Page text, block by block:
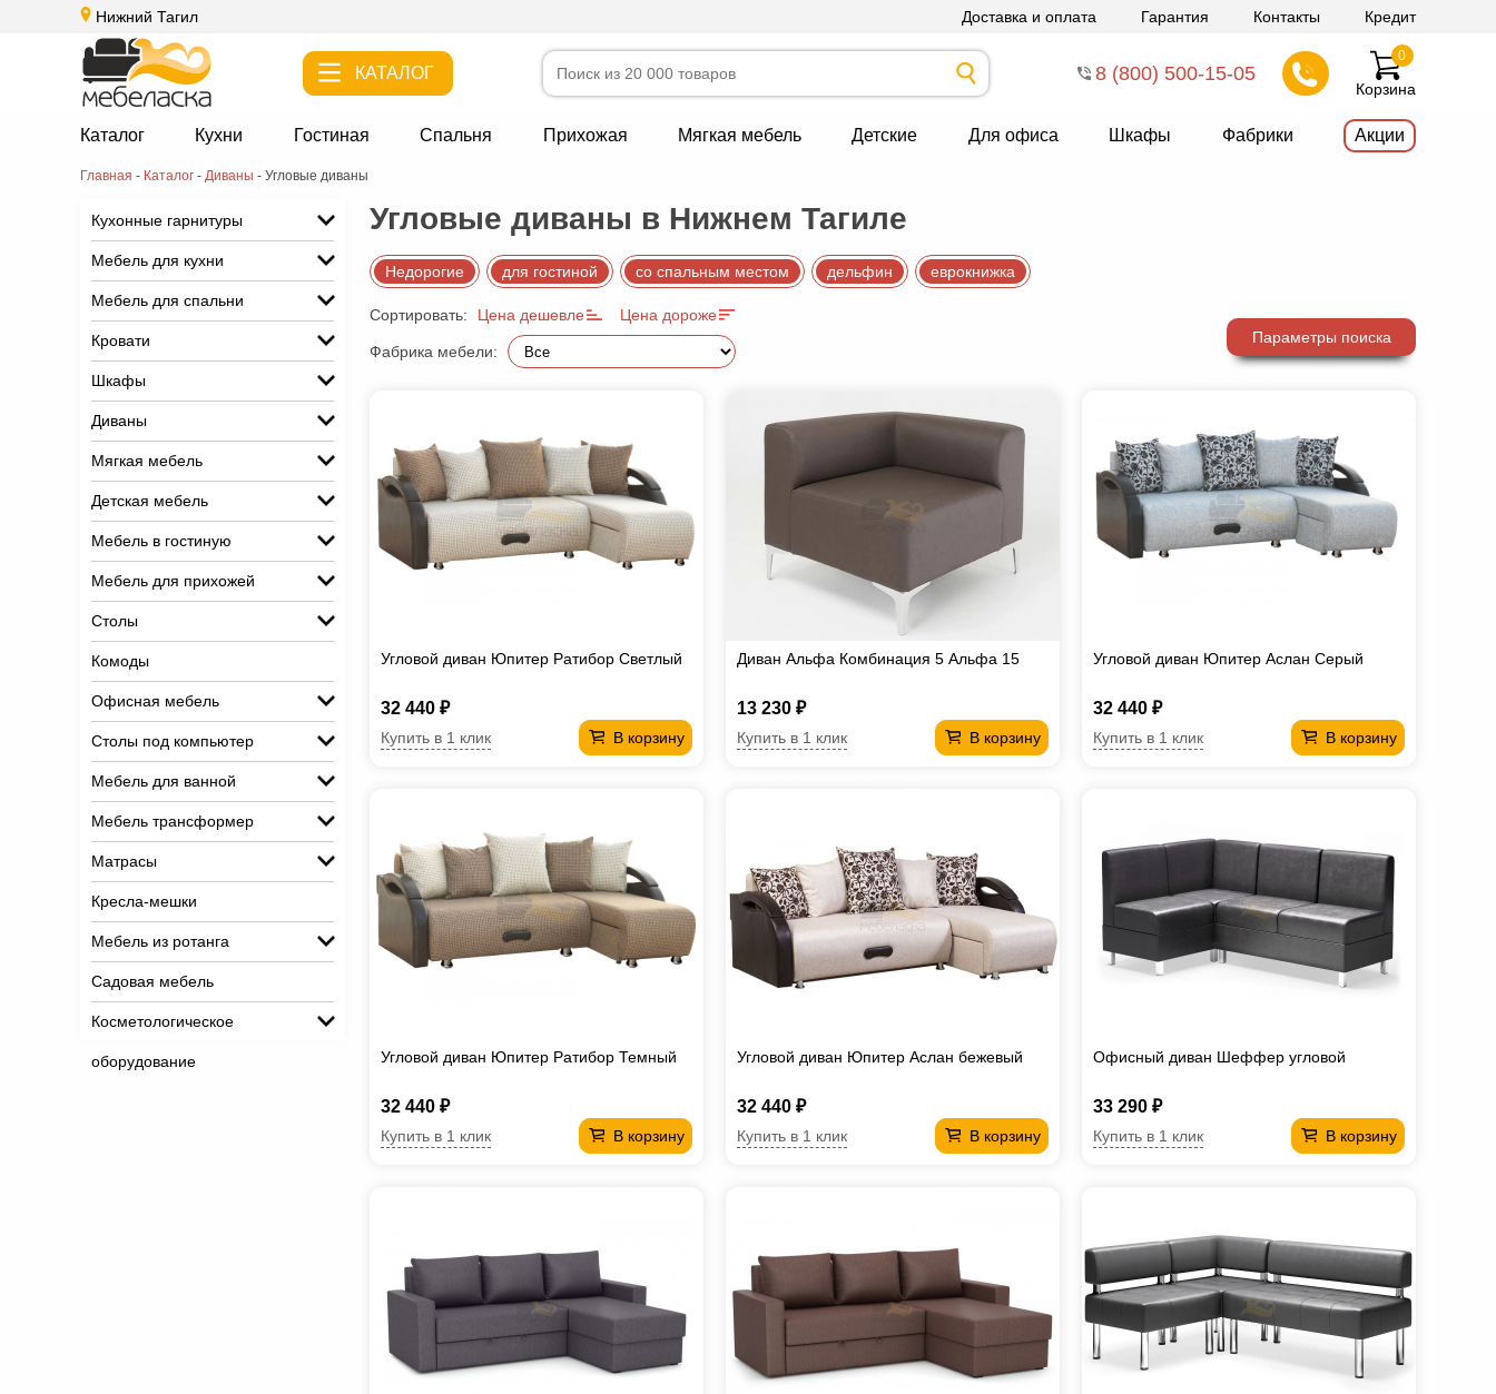
Нижний Тагил Доставка и оплата Гарантия Контакты Кредит
КАТАЛОГ 8 (800) 500-15-05
Корзина
0
Каталог Кухни Гостиная Спальня Прихожая Мягкая мебель Детские Для офиса Шкафы Фабрики Акции
Главная - Каталог - Диваны - Угловые диваны
Кухонные гарнитуры
Мебель для кухни
Мебель для спальни
Кровати
Шкафы
Диваны
Мягкая мебель
Детская мебель
Мебель в гостиную
Мебель для прихожей
Столы
Комоды
Офисная мебель
Столы под компьютер
Мебель для ванной
Мебель трансформер
Матрасы
Кресла-мешки
Мебель из ротанга
Садовая мебель
Косметологическое
оборудование
Угловые диваны в Нижнем Тагиле
Недорогие для гостиной со спальным местом дельфин еврокнижка
Сортировать: Цена дешевле Цена дороже
Фабрика мебели:
Параметры поиска
Угловой диван Юпитер Ратибор Светлый
32 440 ₽
В корзину
Купить в 1 клик
Диван Альфа Комбинация 5 Альфа 15
13 230 ₽
В корзину
Купить в 1 клик
Угловой диван Юпитер Аслан Серый
32 440 ₽
В корзину
Купить в 1 клик
Угловой диван Юпитер Ратибор Темный
32 440 ₽
В корзину
Купить в 1 клик
Угловой диван Юпитер Аслан бежевый
32 440 ₽
В корзину
Купить в 1 клик
Офисный диван Шеффер угловой
33 290 ₽
В корзину
Купить в 1 клик